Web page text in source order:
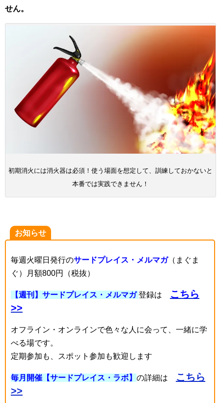
せん。
初期消火には消火器は必須！使う場面を想定して、訓練しておかないと
本番では実践できません！
お知らせ
毎週火曜日発行のサードプレイス・メルマガ（まぐま
ぐ）月額800円（税抜）
【週刊】サードプレイス・メルマガ 登録は
こちら
>>
オフライン・オンラインで色々な人に会って、一緒に学
べる場です。
定期参加も、スポット参加も歓迎します
毎月開催【サードプレイス・ラボ】 の詳細は
こちら
>>